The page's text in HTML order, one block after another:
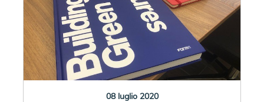
08 luglio 2020